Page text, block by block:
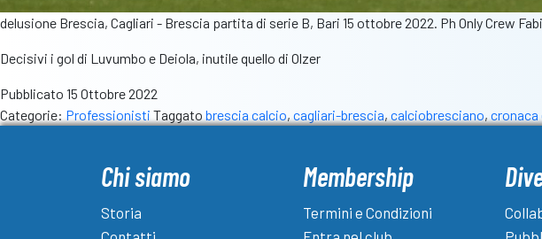
delusione Brescia, Cagliari - Brescia partita di serie B, Bari 15 ottobre 2022. Ph Only Crew
Decisivi i gol di Luvumbo e Deiola, inutile quello di Olzer
Pubblicato 15 Ottobre 2022
Categorie: Professionisti Taggato brescia calcio, cagliari-brescia, calciobresciano, cronaca
Chi siamo
Storia
Membership
Termini e Condizioni